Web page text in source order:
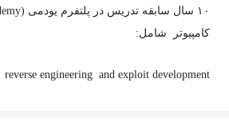
کامپیوتر شامل: